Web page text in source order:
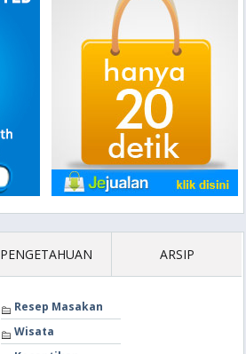
PENGETAHUAN ARSIP
Resep Masakan
Wisata